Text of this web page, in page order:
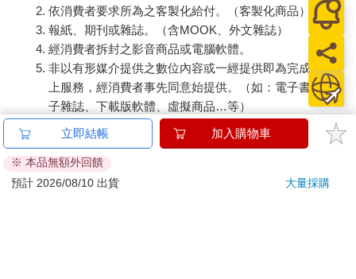
依消費者要求所為之客製化給付。（客製化商品）
報紙、期刊或雜誌。（含MOOK、外文雜誌）
經消費者拆封之影音商品或電腦軟體。
非以有形媒介提供之數位內容或一經提供即為完成之線
上服務，經消費者事先同意始提供。（如：電子書、電
子雜誌、下載版軟體、虛擬商品…等）
已拆封之個人衛生用品。（如：內衣褲、刮鬍刀、除毛
若非上列種類商品，均享有到貨7天的猶豫期（含例假
日）。
立即結帳 加入購物車
※ 本品無額外回饋
預計 2026/08/10 出貨
大量採購